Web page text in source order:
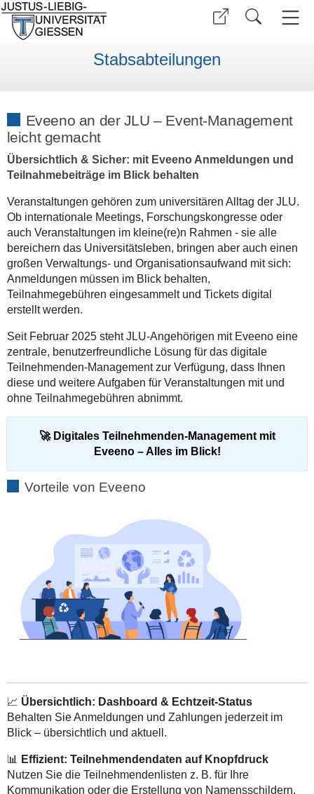
Stabsabteilungen
Eveeno an der JLU – Event-Management
leicht gemacht
Übersichtlich & Sicher: mit Eveeno Anmeldungen und
Teilnahmebeiträge im Blick behalten
Veranstaltungen gehören zum universitären Alltag der JLU.
Ob internationale Meetings, Forschungskongresse oder
auch Veranstaltungen im kleine(re)n Rahmen - sie alle
bereichern das Universitätsleben, bringen aber auch einen
großen Verwaltungs- und Organisationsaufwand mit sich:
Anmeldungen müssen im Blick behalten,
Teilnahmegebühren eingesammelt und Tickets digital
erstellt werden.
Seit Februar 2025 steht JLU-Angehörigen mit Eveeno eine
zentrale, benutzerfreundliche Lösung für das digitale
Teilnehmenden-Management zur Verfügung, dass Ihnen
diese und weitere Aufgaben für Veranstaltungen mit und
ohne Teilnahmegebühren abnimmt.
🚀 Digitales Teilnehmenden-Management mit
Eveeno – Alles im Blick!
Vorteile von Eveeno
📈 Übersichtlich: Dashboard & Echtzeit-Status
Behalten Sie Anmeldungen und Zahlungen jederzeit im
Blick – übersichtlich und aktuell.
📊
Effizient: Teilnehmendendaten auf Knopfdruck
Nutzen Sie die Teilnehmendenlisten z. B. für Ihre
Kommunikation oder die Erstellung von Namensschildern.